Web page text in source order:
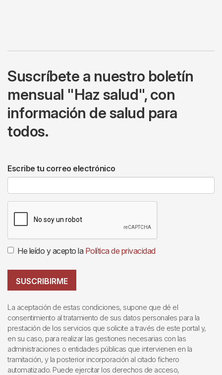
Suscríbete a nuestro boletín
mensual "Haz salud", con
información de salud para
todos.
Escribe tu correo electrónico
He leído y acepto la Política de privacidad
SUSCRIBIRME
La aceptación de estas condiciones, supone que dé el
consentimiento al tratamiento de sus datos personales para la
prestación de los servicios que solicite a través de este portal y,
en su caso, para realizar las gestiones necesarias con las
administraciones o entidades públicas que intervienen en la
tramitación, y la posterior incorporación al citado fichero
automatizado. Puede ejercitar los derechos de acceso,